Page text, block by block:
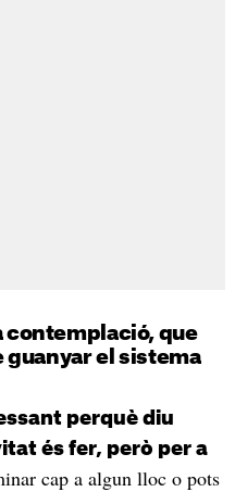
contemplació, que
guanyar el sistema
perquè diu
és fer, però per a
cap a algun lloc o pots